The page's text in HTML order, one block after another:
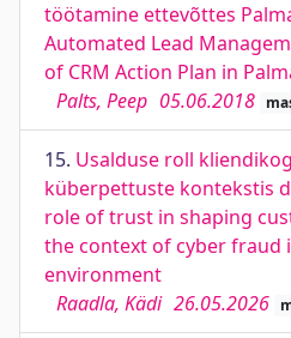
töötamine ettevõttes
Automated Lead
of CRM Action Plan in
Palts, Peep 05.06.2018
15. Usalduse roll
küberpettuste kontekstis
role of trust in shaping
the context of cyber fraud
environment
Raadla, Kädi 26.05.2026